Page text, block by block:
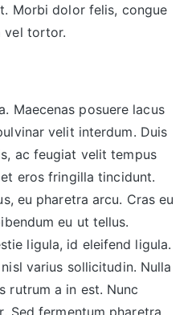
Morbi dolor felis, congue
vel tortor.
Maecenas posuere lacus
velit interdum. Duis
ac feugiat velit tempus
eros fringilla tincidunt.
eu pharetra arcu. Cras eu
eu ut tellus.
ligula, id eleifend ligula.
varius sollicitudin. Nulla
rutrum a in est. Nunc
Sed fermentum pharetra